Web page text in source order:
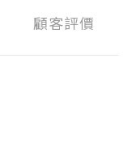
顧客評價